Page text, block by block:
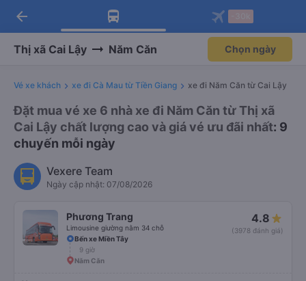
Tải app Vexere ngay!
Nhận ưu đãi thành viên độc
Mở app
Tải app Vexere
-30k/ghế khi đặt vé máy bay qua
Mở app
arrow_back
Thị xã Cai Lậy Năm Căn Chọn ngày
Vé xe khách xe đi Cà Mau từ Tiền Giang xe đi Năm Căn từ Cai Lậy
Đặt mua vé xe 6 nhà xe đi Năm Căn từ Thị xã
Cai Lậy chất lượng cao và giá vé ưu đãi nhất: 9
chuyến mỗi ngày
Vexere Team
Ngày cập nhật: 07/08/2026
Phương Trang
Limousine giường nằm 34 chỗ
4.8
(3978 đánh giá)
Bến xe Miền Tây
9 giờ
Năm Căn